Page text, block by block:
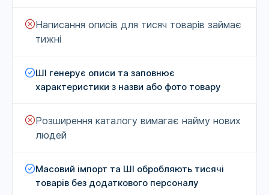
Написання описів для тисяч товарів займає
тижні
ШІ генерує описи та заповнює
характеристики з назви або фото товару
Розширення каталогу вимагає найму нових
людей
Масовий імпорт та ШІ обробляють тисячі
товарів без додаткового персоналу